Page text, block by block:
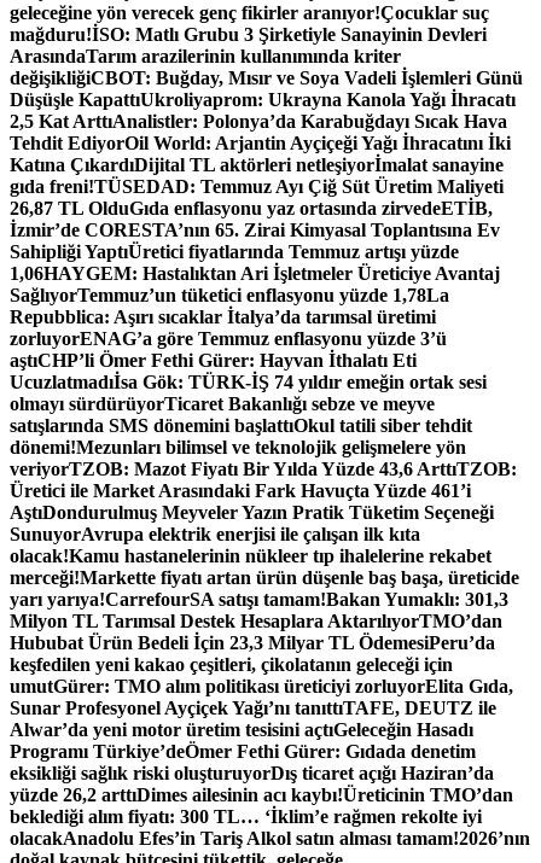
geleceğine yön verecek genç fikirler aranıyor!Çocuklar suç
mağduru!İSO: Matlı Grubu 3 Şirketiyle Sanayinin Devleri
ArasındaTarım arazilerinin kullanımında kriter
değişikliğiCBOT: Buğday, Mısır ve Soya Vadeli İşlemleri Günü
Düşüşle KapattıUkroliyaprom: Ukrayna Kanola Yağı İhracatı
2,5 Kat ArttıAnalistler: Polonya’da Karabuğdayı Sıcak Hava
Tehdit EdiyorOil World: Arjantin Ayçiçeği Yağı İhracatını İki
Katına ÇıkardıDijital TL aktörleri netleşiyorİmalat sanayine
gıda freni!TÜSEDAD: Temmuz Ayı Çiğ Süt Üretim Maliyeti
26,87 TL OlduGıda enflasyonu yaz ortasında zirvedeETİB,
İzmir’de CORESTA’nın 65. Zirai Kimyasal Toplantısına Ev
Sahipliği YaptıÜretici fiyatlarında Temmuz artışı yüzde
1,06HAYGEM: Hastalıktan Ari İşletmeler Üreticiye Avantaj
SağlıyorTemmuz’un tüketici enflasyonu yüzde 1,78La
Repubblica: Aşırı sıcaklar İtalya’da tarımsal üretimi
zorluyorENAG’a göre Temmuz enflasyonu yüzde 3’ü
aştıCHP’li Ömer Fethi Gürer: Hayvan İthalatı Eti
Ucuzlatmadıİsa Gök: TÜRK-İŞ 74 yıldır emeğin ortak sesi
olmayı sürdürüyorTicaret Bakanlığı sebze ve meyve
satışlarında SMS dönemini başlattıOkul tatili siber tehdit
dönemi!Mezunları bilimsel ve teknolojik gelişmelere yön
veriyorTZOB: Mazot Fiyatı Bir Yılda Yüzde 43,6 ArttıTZOB:
Üretici ile Market Arasındaki Fark Havuçta Yüzde 461’i
AştıDondurulmuş Meyveler Yazın Pratik Tüketim Seçeneği
SunuyorAvrupa elektrik enerjisi ile çalışan ilk kıta
olacak!Kamu hastanelerinin nükleer tıp ihalelerine rekabet
merceği!Markette fiyatı artan ürün düşenle baş başa, üreticide
yarı yarıya!CarrefourSA satışı tamam!Bakan Yumaklı: 301,3
Milyon TL Tarımsal Destek Hesaplara AktarılıyorTMO’dan
Hububat Ürün Bedeli İçin 23,3 Milyar TL ÖdemesiPeru’da
keşfedilen yeni kakao çeşitleri, çikolatanın geleceği için
umutGürer: TMO alım politikası üreticiyi zorluyorElita Gıda,
Sunar Profesyonel Ayçiçek Yağı’nı tanıttıTAFE, DEUTZ ile
Alwar’da yeni motor üretim tesisini açtıGeleceğin Hasadı
Programı Türkiye’deÖmer Fethi Gürer: Gıdada denetim
eksikliği sağlık riski oluşturuyorDış ticaret açığı Haziran’da
yüzde 26,2 arttıDimes ailesinin acı kaybı!Üreticinin TMO’dan
beklediği alım fiyatı: 300 TL… ‘İklim’e rağmen rekolte iyi
olacakAnadolu Efes’in Tariş Alkol satın alması tamam!2026’nın